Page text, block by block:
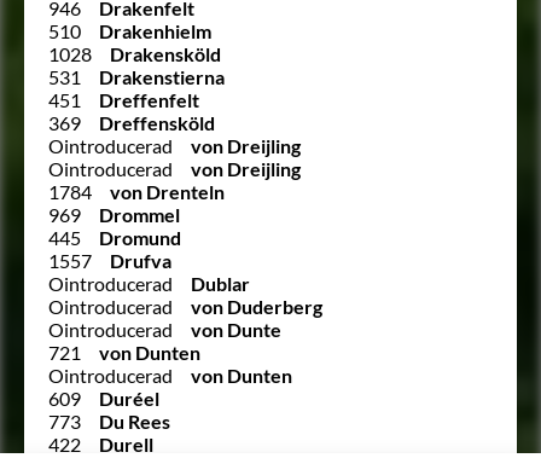
946
Drakenfelt
510
Drakenhielm
1028
Drakensköld
531
Drakenstierna
451
Dreffenfelt
369
Dreffensköld
Ointroducerad
von Dreijling
Ointroducerad
von Dreijling
1784
von Drenteln
969
Drommel
445
Dromund
1557
Drufva
Ointroducerad
Dublar
Ointroducerad
von Duderberg
Ointroducerad
von Dunte
721
von Dunten
Ointroducerad
von Dunten
609
Duréel
773
Du Rees
422
Durell